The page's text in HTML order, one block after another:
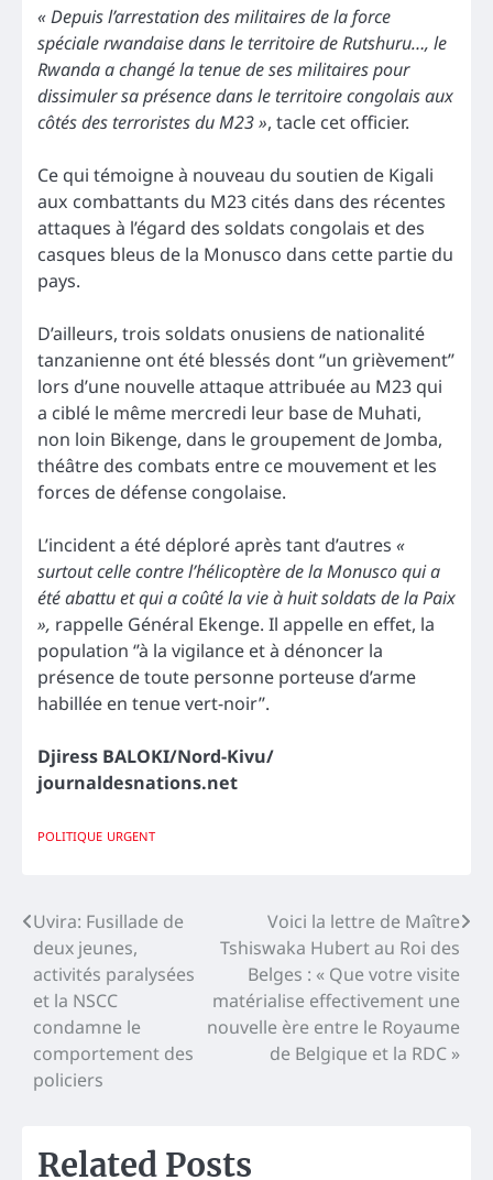
« Depuis l’arrestation des militaires de la force
spéciale rwandaise dans le territoire de Rutshuru…, le
Rwanda a changé la tenue de ses militaires pour
dissimuler sa présence dans le territoire congolais aux
côtés des terroristes du M23 », tacle cet officier.
Ce qui témoigne à nouveau du soutien de Kigali
aux combattants du M23 cités dans des récentes
attaques à l’égard des soldats congolais et des
casques bleus de la Monusco dans cette partie du
pays.
D’ailleurs, trois soldats onusiens de nationalité
tanzanienne ont été blessés dont ‘’un grièvement’’
lors d’une nouvelle attaque attribuée au M23 qui
a ciblé le même mercredi leur base de Muhati,
non loin Bikenge, dans le groupement de Jomba,
théâtre des combats entre ce mouvement et les
forces de défense congolaise.
L’incident a été déploré après tant d’autres «
surtout celle contre l’hélicoptère de la Monusco qui a
été abattu et qui a coûté la vie à huit soldats de la Paix
», rappelle Général Ekenge. Il appelle en effet, la
population ‘’à la vigilance et à dénoncer la
présence de toute personne porteuse d’arme
habillée en tenue vert-noir’’.
Djiress BALOKI/Nord-Kivu/
journaldesnations.net
POLITIQUE URGENT
Navigation
de
l’article
Uvira: Fusillade de
deux jeunes,
activités paralysées
et la NSCC
condamne le
comportement des
policiers
Voici la lettre de Maître
Tshiswaka Hubert au Roi des
Belges : « Que votre visite
matérialise effectivement une
nouvelle ère entre le Royaume
de Belgique et la RDC »
Related Posts